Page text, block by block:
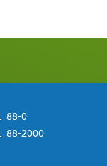
88-0
88-2000